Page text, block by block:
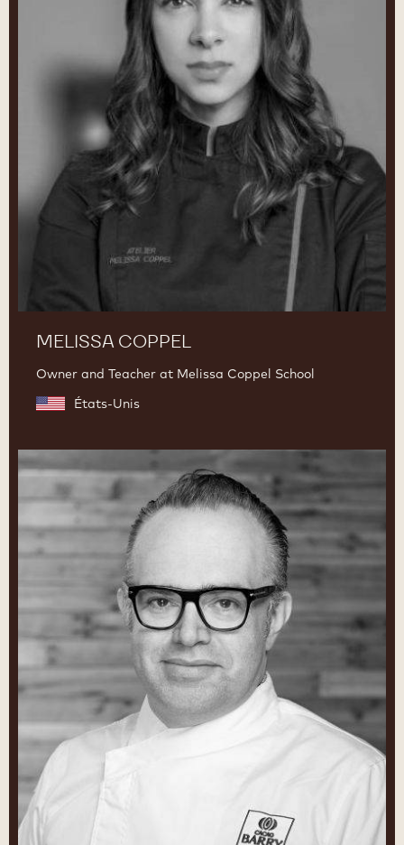
MELISSA COPPEL
Owner and Teacher at Melissa Coppel School
États-Unis
Christophe
Morel